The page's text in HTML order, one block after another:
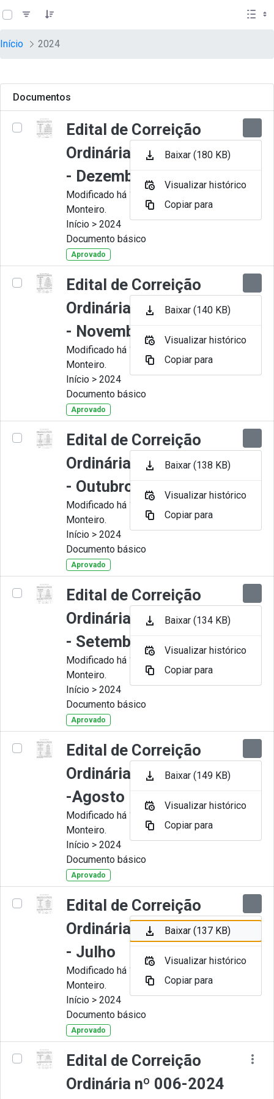
Pular para o Conteúdo principal
teste descricao
Início 2024
Documentos
Edital de Correição
Ordinária nº 012-2024
- Dezembro
Modificado há 11 Meses por Juliana
Monteiro.
Início > 2024
Documento básico
Aprovado
Edital de Correição
Ordinária nº 011-2024
- Novembro
Modificado há 11 Meses por Juliana
Monteiro.
Início > 2024
Documento básico
Aprovado
Edital de Correição
Ordinária nº 010-2024
- Outubro.
Modificado há 11 Meses por Juliana
Monteiro.
Início > 2024
Documento básico
Aprovado
Edital de Correição
Ordinária nº 009-2024
- Setembro
Modificado há 11 Meses por Juliana
Monteiro.
Início > 2024
Documento básico
Aprovado
Edital de Correição
Ordinária nº 008-2024
-Agosto
Modificado há 11 Meses por Juliana
Monteiro.
Início > 2024
Documento básico
Aprovado
Edital de Correição
Ordinária nº 007-2024
- Julho
Modificado há 11 Meses por Juliana
Monteiro.
Início > 2024
Documento básico
Aprovado
Edital de Correição
Ordinária nº 006-2024
Baixar (180 KB)
Visualizar histórico
Copiar para
Baixar (140 KB)
Visualizar histórico
Copiar para
Baixar (138 KB)
Visualizar histórico
Copiar para
Baixar (134 KB)
Visualizar histórico
Copiar para
Baixar (149 KB)
Visualizar histórico
Copiar para
Baixar (137 KB)
Visualizar histórico
Copiar para